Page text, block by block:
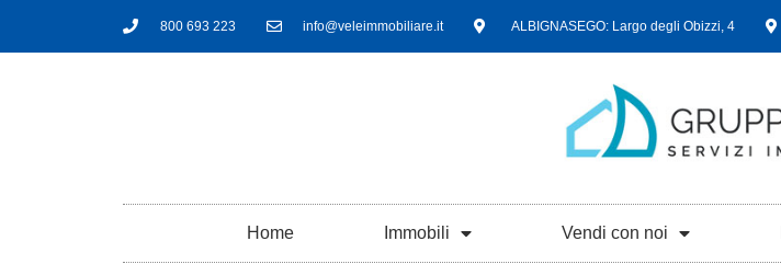
800 693 223 info@veleimmobiliare.it ALBIGNASEGO: Largo degli Obizzi, 4
Home Immobili Vendi con noi